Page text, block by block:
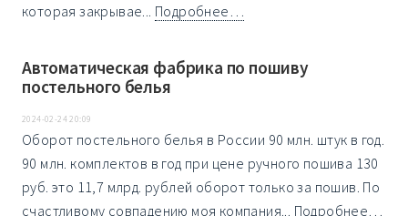
которая закрывае... Подробнее…
Автоматическая фабрика по пошиву
постельного белья
2024-02-24 20:09
Оборот постельного белья в России 90 млн. штук в год.
90 млн. комплектов в год при цене ручного пошива 130
руб. это 11,7 млрд. рублей оборот только за пошив. По
счастливому совпадению моя компания... Подробнее…